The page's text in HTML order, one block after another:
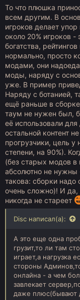
То что плюшка
всем другим. В
игроков делает
около 20% игроков -
богатства,
нормально, просто
модами, они
моды, наряду с
уже. В пример
Наряду с ботанией,
ещё раньше в
таум не нужен был,
её использовали
остальной контент
прогрузчики, цель
степени, на 90%).
(без старых модов в
абсолютно не нужны
такова: сборки надо
очень сложно)! И да,
никогда не стареет
Disc написал(а):
А это еще одна
грузит,то ли там
играет,а нагрузка
стороны
онлайна - а чем
завлекает
даже плюс(бывают